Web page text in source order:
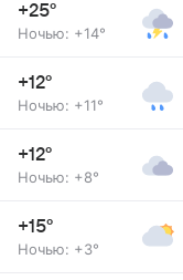
+25°
Ночью: +14°
+12°
Ночью: +11°
+12°
Ночью: +8°
+15°
Ночью: +3°